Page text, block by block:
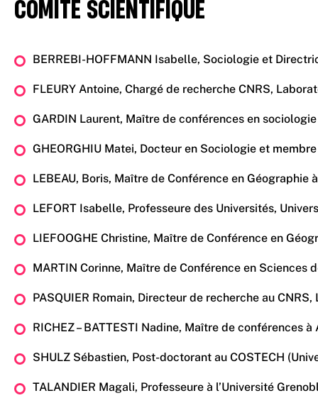
COMITÉ SCIENTIFIQUE
BERREBI-HOFFMANN Isabelle, Sociologie et
FLEURY Antoine, Chargé de recherche CNRS,
GARDIN Laurent, Maître de conférences en
GHEORGHIU Matei, Docteur en Sociologie et
LEBEAU, Boris, Maître de Conférence en Géographie
LEFORT Isabelle, Professeure des Universités,
LIEFOOGHE Christine, Maître de Conférence en
MARTIN Corinne, Maître de Conférence en Sciences
PASQUIER Romain, Directeur de recherche au
RICHEZ – BATTESTI Nadine, Maître de conférences
SHULZ Sébastien, Post-doctorant au COSTECH
TALANDIER Magali, Professeure à l’Université